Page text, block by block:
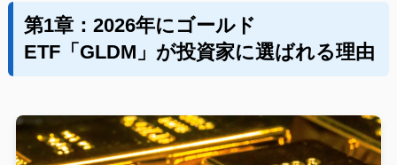
第1章：2026年にゴールド
ETF「GLDM」が投資家に選ばれる理由